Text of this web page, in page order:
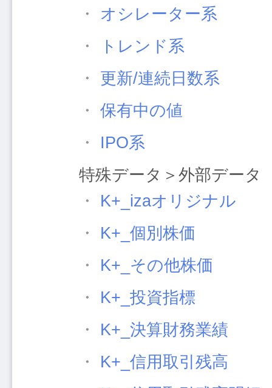
・
オシレーター系
・
トレンド系
・
更新/連続日数系
・
保有中の値
・
IPO系
特殊データ＞外部データ
・
K+_izaオリジナル
・
K+_個別株価
・
K+_その他株価
・
K+_投資指標
・
K+_決算財務業績
・
K+_信用取引残高